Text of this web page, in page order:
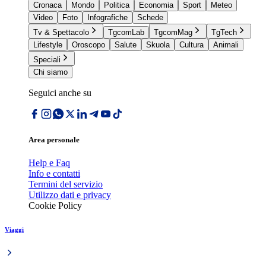
Cronaca
Mondo Politica Economia Sport
Meteo
Video
Foto Infografiche
Schede
Tv & Spettacolo
TgcomLab TgcomMag
TgTech
Lifestyle
Oroscopo Salute Skuola Cultura
Animali
Speciali
Chi siamo
Seguici anche su
Area personale
Help e Faq
Info e contatti
Termini del servizio
Utilizzo dati e privacy
Cookie Policy
Viaggi